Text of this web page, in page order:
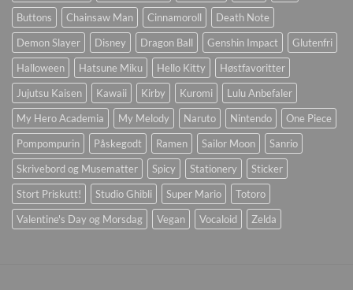
Buttons
Chainsaw Man Cinnamoroll
Death Note
Demon Slayer
Disney Dragon Ball Genshin Impact
Glutenfri
Halloween
Hatsune Miku Hello Kitty
Høstfavoritter
Jujutsu Kaisen
Kawaii Kirby Kuromi
Lulu Anbefaler
My Hero Academia
My Melody Naruto Nintendo
One Piece
Pompompurin
Påskegodt Ramen Sailor Moon
Sanrio
Skrivebord og Musematter
Spicy Stationery
Sticker
Stort Priskutt!
Studio Ghibli Super Mario
Totoro
Valentine's Day og Morsdag
Vegan Vocaloid Zelda